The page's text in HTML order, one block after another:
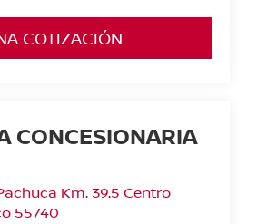
COTIZACIÓN
CONCESIONARIA
Km. 39.5 Centro
55740